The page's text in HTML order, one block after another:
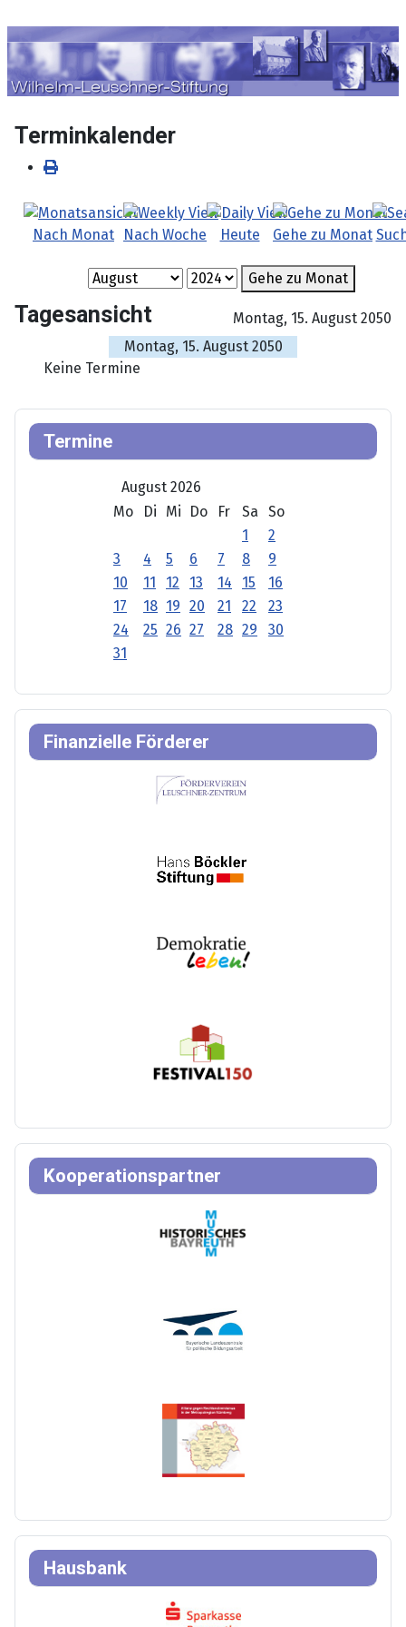
Terminkalender
Nach Monat Nach Woche Heute Gehe zu Monat
Gehe zu Monat
Tagesansicht
Montag, 15. August 2050
Montag, 15. August 2050
Keine Termine
Termine
August 2026
Mo
Di Mi Do Fr Sa
So
1
2
3
4 5 6 7 8
9
10
11 12 13 14 15
16
17
18 19 20 21 22
23
24
25 26 27 28 29
30
31
Finanzielle Förderer
Kooperationspartner
Hausbank